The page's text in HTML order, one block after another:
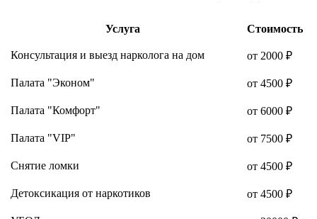
Услуга Стоимость
Консультация и выезд нарколога на дом от 2000 ₽
Палата "Эконом" от 4500 ₽
Палата "Комфорт" от 6000 ₽
Палата "VIP" от 7500 ₽
Снятие ломки от 4500 ₽
Детоксикация от наркотиков от 4500 ₽